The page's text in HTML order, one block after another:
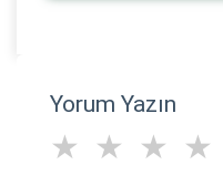
Yorum Yazın